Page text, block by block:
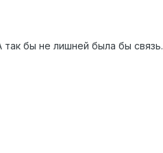
бы не лишней была бы связь.